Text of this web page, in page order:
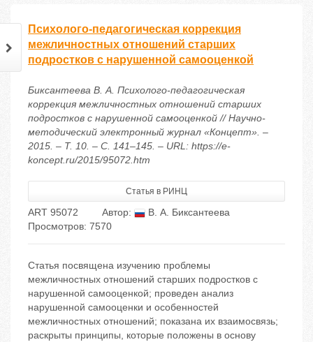
Психолого-педагогическая коррекция
межличностных отношений старших
подростков с нарушенной самооценкой
Биксантеева В. А. Психолого-педагогическая
коррекция межличностных отношений старших
подростков с нарушенной самооценкой // Научно-
методический электронный журнал «Концепт». –
2015. – Т. 10. – С. 141–145. – URL: https://e-
koncept.ru/2015/95072.htm
Статья в РИНЦ
ART 95072 Автор:
В. А. Биксантеева
Просмотров: 7570
Статья посвящена изучению проблемы
межличностных отношений старших подростков с
нарушенной самооценкой; проведен анализ
нарушенной самооценки и особенностей
межличностных отношений; показана их взаимосвязь;
раскрыты принципы, которые положены в основу